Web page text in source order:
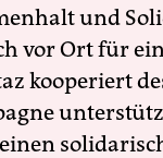
und
vor Ort für
kooperiert